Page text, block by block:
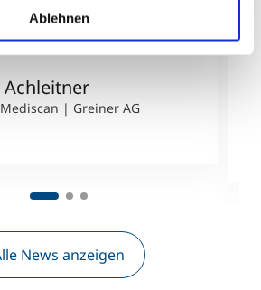
Ablehnen
| Greiner AG
News anzeigen